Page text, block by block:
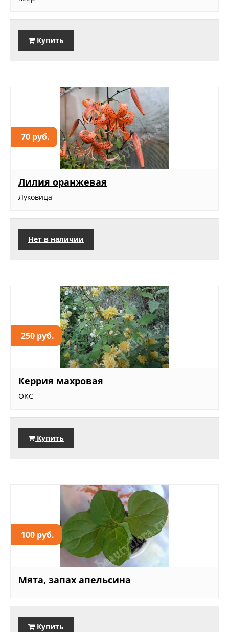
Купить
70 руб.
Лилия оранжевая
Луковица
Нет в наличии
250 руб.
Керрия махровая
ОКС
Купить
100 руб.
Мята, запах апельсина
Купить